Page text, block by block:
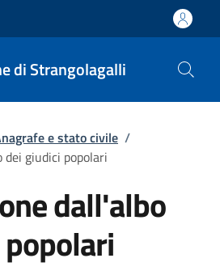
di Strangolagalli
e stato civile /
dei giudici popolari
dall'albo